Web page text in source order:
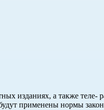
изданиях, а также теле-
применены нормы